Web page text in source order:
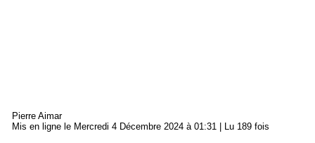
Pierre Aimar
Mis en ligne le Mercredi 4 Décembre 2024 à 01:31 | Lu 189 fois